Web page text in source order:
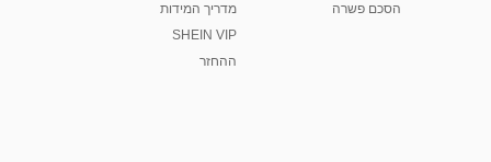
הסכם פשרה
מדריך המידות
SHEIN VIP
ההחזר